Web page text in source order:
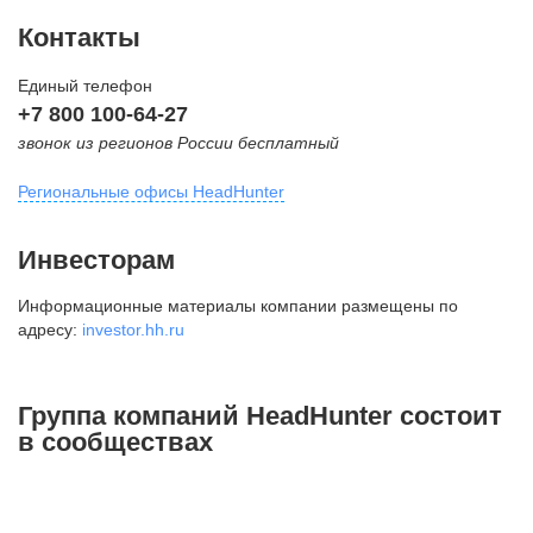
Контакты
Единый телефон
+7 800 100-64-27
звонок из регионов России бесплатный
Региональные офисы HeadHunter
внутригородская территория
Муниципальный округ Тверской,
2-я Брестская ул., д. 48,
+7 495 980-64-27
Инвесторам
Информационные материалы компании размещены по
адресу: investor.hh.ru
Группа компаний HeadHunter состоит
в сообществах